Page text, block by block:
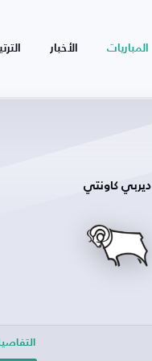
المباريات الأخبار
ديربي كاونتي